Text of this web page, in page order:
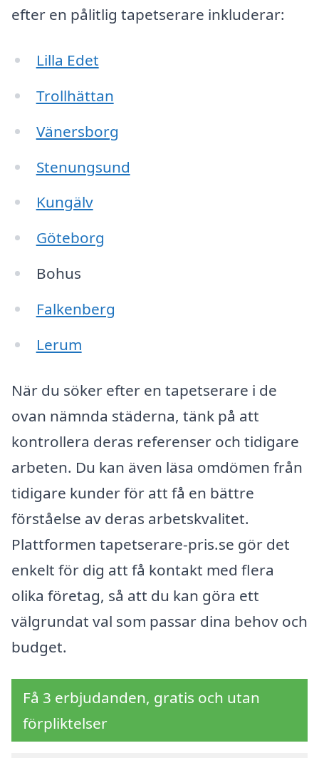
efter en pålitlig tapetserare inkluderar:
Lilla Edet
Trollhättan
Vänersborg
Stenungsund
Kungälv
Göteborg
Bohus
Falkenberg
Lerum
När du söker efter en tapetserare i de
ovan nämnda städerna, tänk på att
kontrollera deras referenser och tidigare
arbeten. Du kan även läsa omdömen från
tidigare kunder för att få en bättre
förståelse av deras arbetskvalitet.
Plattformen tapetserare-pris.se gör det
enkelt för dig att få kontakt med flera
olika företag, så att du kan göra ett
välgrundat val som passar dina behov och
budget.
Få 3 erbjudanden, gratis och utan
förpliktelser